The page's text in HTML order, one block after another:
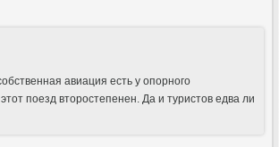
авиация есть у опорного
поезд второстепенен. Да и туристов едва ли